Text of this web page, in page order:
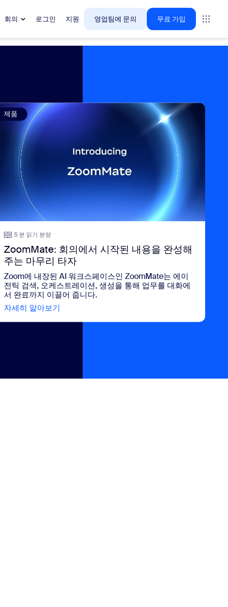
회의 로그인 지원 영업팀에 문의 무료 가입
Canvas
CX 인사이트
제품
5 분 읽기 분량
ZoomMate: 회의에서 시작된 내용을 완성해
주는 마무리 타자
Zoom에 내장된 AI 워크스페이스인 ZoomMate는 에이
전틱 검색, 오케스트레이션, 생성을 통해 업무를 대화에
서 완료까지 이끌어 줍니다.
자세히 알아보기